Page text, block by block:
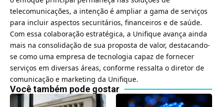
telecomunicações, a intenção é ampliar a gama de serviços
para incluir aspectos securitários, financeiros e de saúde.
Com essa colaboração estratégica, a Unifique avança ainda
mais na consolidação de sua proposta de valor, destacando-
se como uma empresa de tecnologia capaz de fornecer
serviços em diversas áreas, conforme ressalta o diretor de
comunicação e marketing da Unifique.
Você também pode gostar